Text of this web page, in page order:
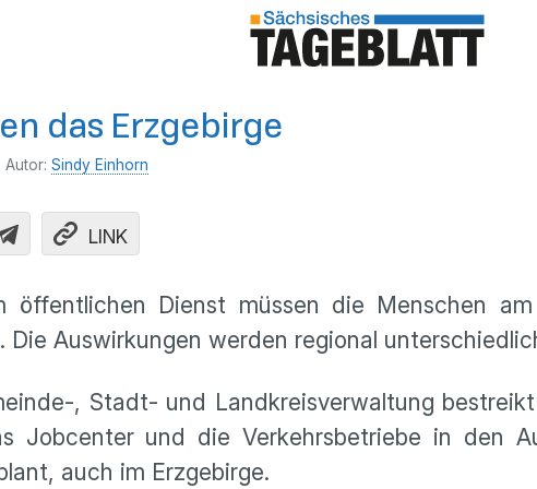
das Erzgebirge
Autor: Sindy Einhorn
LINK
öffentlichen Dienst müssen die Menschen
Die Auswirkungen werden regional
, Stadt- und Landkreisverwaltung
Jobcenter und die Verkehrsbetriebe in den
auch im Erzgebirge.